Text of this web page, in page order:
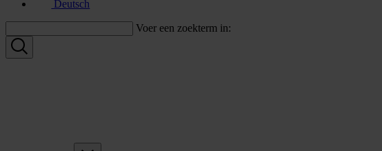
Deutsch
Voer een zoekterm in: